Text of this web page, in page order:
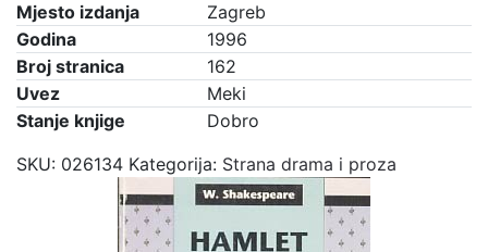
Mjesto izdanja
Zagreb
Godina
1996
Broj stranica
162
Uvez
Meki
Stanje knjige
Dobro
SKU: 026134 Kategorija: Strana drama i proza